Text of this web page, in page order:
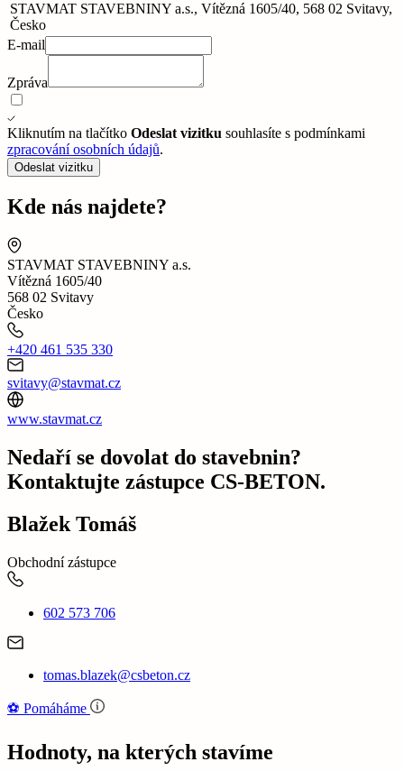
STAVMAT STAVEBNINY a.s., Vítězná 1605/40, 568 02 Svitavy,
Česko
E-mail
Zpráva
Kliknutím na tlačítko Odeslat vizitku souhlasíte s podmínkami
zpracování osobních údajů.
Odeslat vizitku
Kde nás najdete?
STAVMAT STAVEBNINY a.s.
Vítězná 1605/40
568 02 Svitavy
Česko
+420 461 535 330
svitavy@stavmat.cz
www.stavmat.cz
Nedaří se dovolat do stavebnin?
Kontaktujte zástupce CS-BETON.
Blažek Tomáš
Obchodní zástupce
602 573 706
tomas.blazek@csbeton.cz
⚽‍️️ Pomáháme
Hodnoty, na kterých stavíme